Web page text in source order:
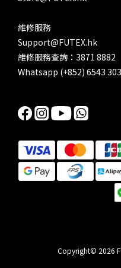
維修服務
Support@FUTEX.hk
維修服務查詢：3871 8882
Whatsapp (+852) 6543
Copyright© 2026